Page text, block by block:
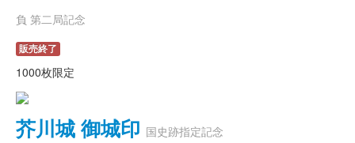
負 第二局記念
販売終了
1000枚限定
芥川城 御城印 国史跡指定記念